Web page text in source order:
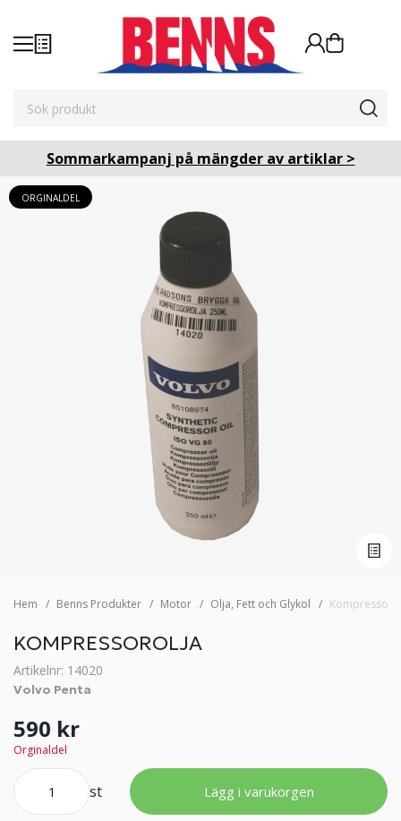
Sommarkampanj på mängder av artiklar >
ORGINALDEL
Hem Benns Produkter Motor Olja, Fett och Glykol
KOMPRESSOROLJA
Artikelnr: 14020
Volvo Penta
590 kr
Orginaldel
st Lägg i varukorgen